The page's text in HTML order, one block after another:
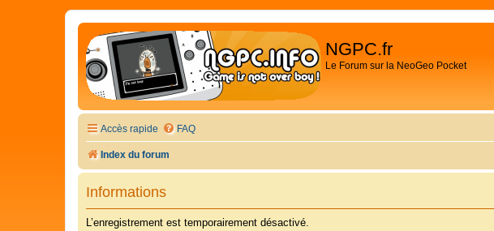
NGPC.fr
Le Forum sur la NeoGeo Pocket
Accès rapide FAQ
Index du forum
Informations
L’enregistrement est temporairement désactivé.